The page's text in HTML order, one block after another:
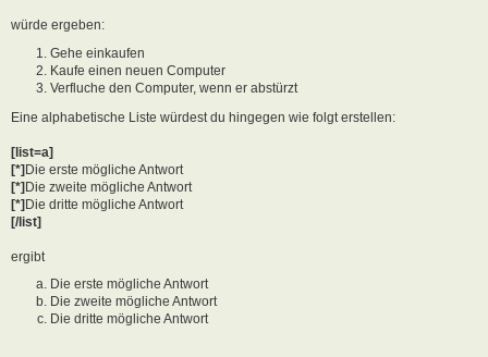
würde ergeben:
Gehe einkaufen
Kaufe einen neuen Computer
Verfluche den Computer, wenn er abstürzt
Eine alphabetische Liste würdest du hingegen wie folgt erstellen:
[list=a]
[*]Die erste mögliche Antwort
[*]Die zweite mögliche Antwort
[*]Die dritte mögliche Antwort
[/list]
ergibt
Die erste mögliche Antwort
Die zweite mögliche Antwort
Die dritte mögliche Antwort